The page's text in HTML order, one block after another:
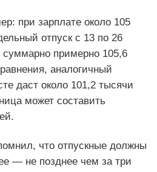
при зарплате около 105
отпуск с 13 по 26
примерно 105,6
аналогичный
даст около 101,2 тысячи
может составить
что отпускные должны
— не позднее чем за три